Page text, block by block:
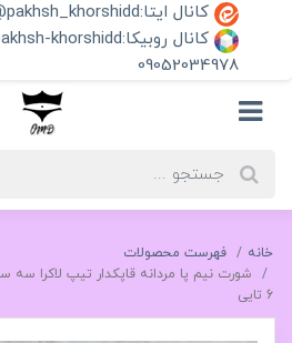
کانال ایتا:pakhsh_khorshidd@
کانال روبیکا:pakhsh-khorshidd@
09052034978
خانه
فهرست محصولات
6 تایی